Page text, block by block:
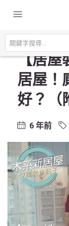
主頁
【居屋裝修】
【居屋
居屋！
好？（
6 年前